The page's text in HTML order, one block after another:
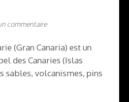
commentaire
(Gran Canaria) est un
des Canaries (Islas
sables, volcanismes, pins